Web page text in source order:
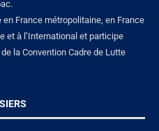
France métropolitaine, en France
et à l’International et participe
la Convention Cadre de Lutte